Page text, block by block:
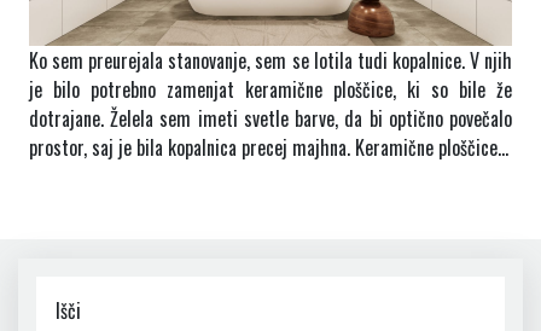
Ko sem preurejala stanovanje, sem se lotila tudi kopalnice. V njih
je bilo potrebno zamenjat keramične ploščice, ki so bile že
dotrajane. Želela sem imeti svetle barve, da bi optično povečalo
prostor, saj je bila kopalnica precej majhna. Keramične ploščice…
Išči